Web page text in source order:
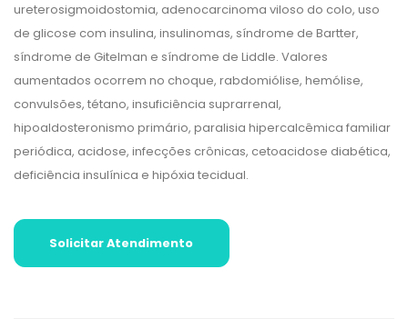
ureterosigmoidostomia, adenocarcinoma viloso do colo, uso
de glicose com insulina, insulinomas, síndrome de Bartter,
síndrome de Gitelman e síndrome de Liddle. Valores
aumentados ocorrem no choque, rabdomiólise, hemólise,
convulsões, tétano, insuficiência suprarrenal,
hipoaldosteronismo primário, paralisia hipercalcêmica familiar
periódica, acidose, infecções crônicas, cetoacidose diabética,
deficiência insulínica e hipóxia tecidual.
Solicitar Atendimento